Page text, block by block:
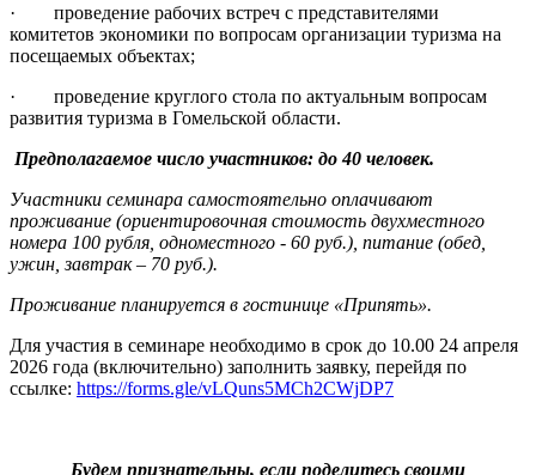
· проведение рабочих встреч с представителями
комитетов экономики по вопросам организации туризма на
посещаемых объектах;
· проведение круглого стола по актуальным вопросам
развития туризма в Гомельской области.
Предполагаемое число участников: до 40 человек.
Участники семинара самостоятельно оплачивают
проживание (ориентировочная стоимость двухместного
номера 100 рубля, одноместного - 60 руб.), питание (обед,
ужин, завтрак – 70 руб.).
Проживание планируется в гостинице «Припять».
Для участия в семинаре необходимо в срок до 10.00 24 апреля
2026 года (включительно) заполнить заявку, перейдя по
ссылке: https://forms.gle/vLQuns5MCh2CWjDP7
Будем признательны, если поделитесь своими